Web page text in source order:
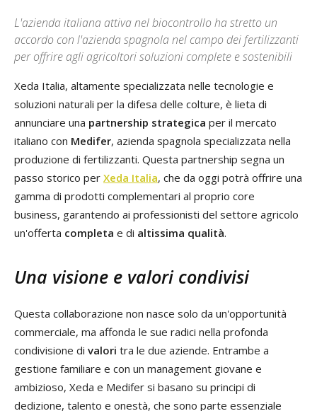
L'azienda italiana attiva nel biocontrollo ha stretto un
accordo con l'azienda spagnola nel campo dei fertilizzanti
per offrire agli agricoltori soluzioni complete e sostenibili
Xeda Italia, altamente specializzata nelle tecnologie e
soluzioni naturali per la difesa delle colture, è lieta di
annunciare una partnership strategica per il mercato
italiano con Medifer, azienda spagnola specializzata nella
produzione di fertilizzanti. Questa partnership segna un
passo storico per Xeda Italia, che da oggi potrà offrire una
gamma di prodotti complementari al proprio core
business, garantendo ai professionisti del settore agricolo
un'offerta completa e di altissima qualità.
Una visione e valori condivisi
Questa collaborazione non nasce solo da un'opportunità
commerciale, ma affonda le sue radici nella profonda
condivisione di valori tra le due aziende. Entrambe a
gestione familiare e con un management giovane e
ambizioso, Xeda e Medifer si basano su principi di
dedizione, talento e onestà, che sono parte essenziale